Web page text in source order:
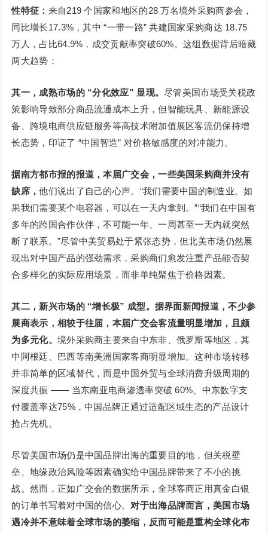
性特征： 来自219 个国家和地区的28 万名境外采购商参会，
同比增长17.3%，其中 “一带一路” 共建国家采购商达 18.75
万人，占比64.9%，成交贡献率突破60%。这组数据背后暗藏
两大趋势：
其一，成熟市场的 “分化效应” 显现。 尽管美国市场受关税政
策影响导致部分商品流通成本上升，但智能玩具、新能源设
备、跨境电商供应链服务等高技术附加值展区客流仍保持增
长态势，印证了 “中国智造” 对价格敏感度的对冲能力。
据南方都市报的报道，本届广交会，一些美国采购商并没有
缺席，他们说出了自己的心声。“我们需要中国的制造业。如
果我们需要某个电容器，可以在一天内拿到。”“我们在中国有
多年的跨国合作伙伴，不可能一年、一周甚至一天内就突然
断了联系。”尽管中美贸易处于紧张态势，但北美市场仍然展
现出对中国产品的强劲需求，采购商们愈发注重产品能否契
合多样化的实际应用场景，而非单纯聚焦于价格因素。
其二，新兴市场的 “增长极” 成型。 据界面新闻报道，不少参
展商表示，相较于往届，本届广交会客流量明显增加，且颇
为多元化。 境外采购商主要来自中东非、俄罗斯等地区，其
中阿根廷、巴西等南美洲国家客商明显增加。这种市场转移
并非简单的区域替代，而是中国外贸与全球消费升级周期的
深度共振 —— 当东南亚电商渗透率突破 60%、中东数字支
付覆盖率达75%，中国品牌正通过适配区域生态的产品设计
抢占先机。
尽管美国市场仍是中国品牌出海的重要目的地，但关税壁
垒、地缘政治风险等因素确实给中国品牌带来了不小的挑
战。然而，正如广交会的数据所示，全球客商正用真金白银
的订单书写着对中国的信心。对于出海品牌而言，美国市场
遇冷并不意味着全球市场的萎缩，反而可能是重构全球化布